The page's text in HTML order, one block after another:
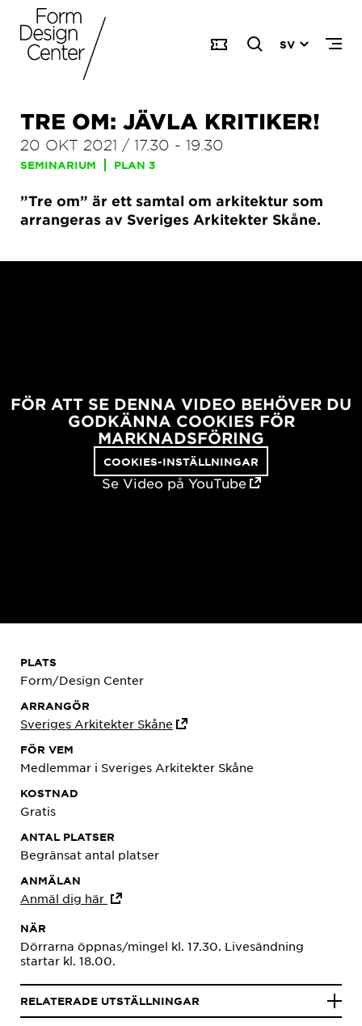
SV
TRE OM: JÄVLA KRITIKER!
20 OKT 2021 / 17.30 - 19.30
SEMINARIUM PLAN 3
”Tre om” är ett samtal om arkitektur som
arrangeras av Sveriges Arkitekter Skåne.
FÖR ATT SE DENNA VIDEO BEHÖVER DU
GODKÄNNA COOKIES FÖR
MARKNADSFÖRING
COOKIES-INSTÄLLNINGAR
Se Video på YouTube
PLATS
Form/Design Center
ARRANGÖR
Sveriges Arkitekter Skåne
FÖR VEM
Medlemmar i Sveriges Arkitekter Skåne
KOSTNAD
Gratis
ANTAL PLATSER
Begränsat antal platser
ANMÄLAN
Anmäl dig här
NÄR
Dörrarna öppnas/mingel kl. 17.30. Livesändning
startar kl. 18.00.
RELATERADE UTSTÄLLNINGAR